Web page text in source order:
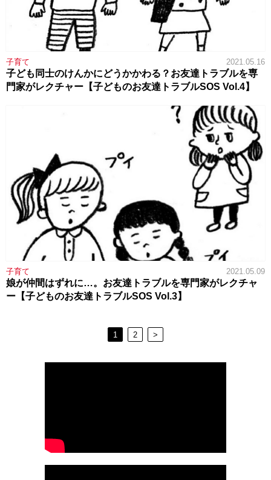
子育て 2021.05.16
子ども同士のけんかにどうかかわる？お友達トラブルを専
門家がレクチャー【子どものお友達トラブルSOS Vol.4】
子育て 2021.05.09
娘が仲間はずれに…。お友達トラブルを専門家がレクチャ
ー【子どものお友達トラブルSOS Vol.3】
1 2 >